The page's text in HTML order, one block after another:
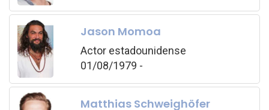
Jason Momoa
Actor estadounidense
01/08/1979 -
Matthias Schweighöfer